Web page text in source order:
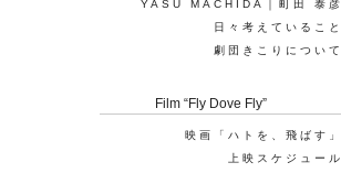
YASU MACHIDA｜町田 泰彦
日々考えていること
劇団きこりについて
Film “Fly Dove Fly”
映画「ハトを、飛ばす」
上映スケジュール